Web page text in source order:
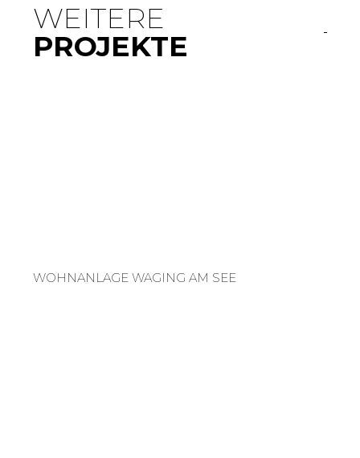
WEITERE
PROJEKTE
WOHNANLAGE WAGING AM SEE